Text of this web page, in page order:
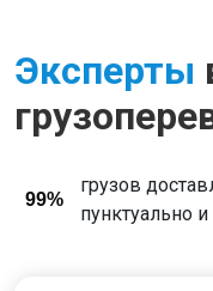
Эксперты
99%
грузов
пунктуально